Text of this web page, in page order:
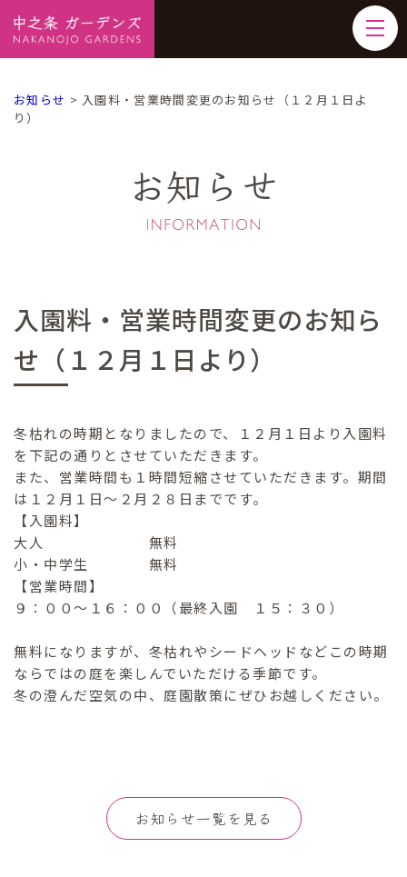
お知らせ > 入園料・営業時間変更のお知らせ（１２月１日よ
り）
お知らせ
入園料・営業時間変更のお知ら
せ（１２月１日より）
冬枯れの時期となりましたので、１２月１日より入園料
を下記の通りとさせていただきます。
また、営業時間も１時間短縮させていただきます。期間
は１２月１日～２月２８日までです。
【入園料】
大人 無料
小・中学生 無料
【営業時間】
９：００～１６：００（最終入園 １５：３０）
無料になりますが、冬枯れやシードヘッドなどこの時期
ならではの庭を楽しんでいただける季節です。
冬の澄んだ空気の中、庭園散策にぜひお越しください。
お知らせ一覧を見る